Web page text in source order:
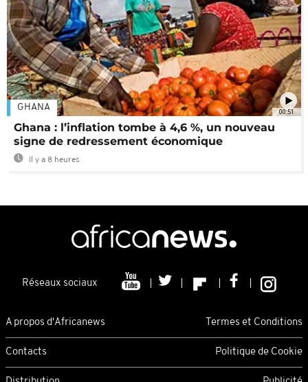
00:51
GHANA
Ghana : l’inflation tombe à 4,6 %, un nouveau
signe de redressement économique
Il y a 8 heures
Réseaux sociaux
A propos d'Africanews Termes et Conditions
Contacts Politique de Cookie